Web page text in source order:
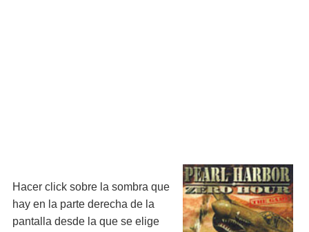
Hacer click sobre la sombra que
hay en la parte derecha de la
pantalla desde la que se elige